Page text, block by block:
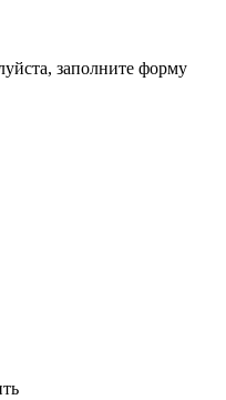
заполните форму